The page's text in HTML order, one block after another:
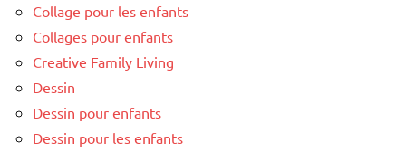
Collage pour les enfants
Collages pour enfants
Creative Family Living
Dessin
Dessin pour enfants
Dessin pour les enfants